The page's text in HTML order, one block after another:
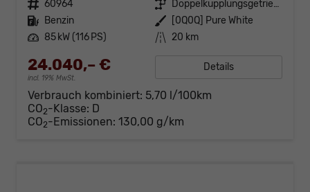
Fahrzeugnr. 60964 Getriebe
Doppelkupplungsgetriebe (DSG)
Kraftstoff Benzin Außenfarbe
[0Q0Q] Pure White
Leistung 85 kW (116 PS) Kilometerstand 20 km
24.040,– €
incl. 19% MwSt.
Details
Verbrauch kombiniert: 5,70 l/100km
CO2-Klasse: D
CO2-Emissionen: 130,00 g/km